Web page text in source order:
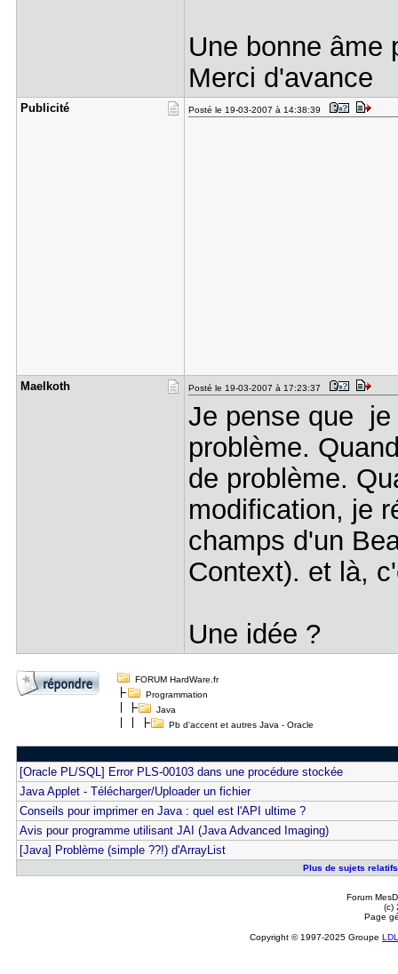
Une bonne âme
Merci d'avance
Publicité Posté le 19-03-2007 à 14:38:39
Maelkoth Posté le 19-03-2007 à 17:23:37
Je pense que je
problème.
de problème.
modification, je
champs d'un
Context). et là,
Une idée ?
FORUM HardWare.fr
Programmation
Java
Pb d'accent et autres Java - Oracle
[Oracle PL/SQL] Error PLS-00103 dans une procédure stockée
Java Applet - Télécharger/Uploader un fichier
Conseils pour imprimer en Java : quel est l'API ultime ?
Avis pour programme utilisant JAI (Java Advanced Imaging)
[Java] Problème (simple ??!) d'ArrayList
Plus de sujets
Forum
(c)
Page
Copyright © 1997-2025 Groupe